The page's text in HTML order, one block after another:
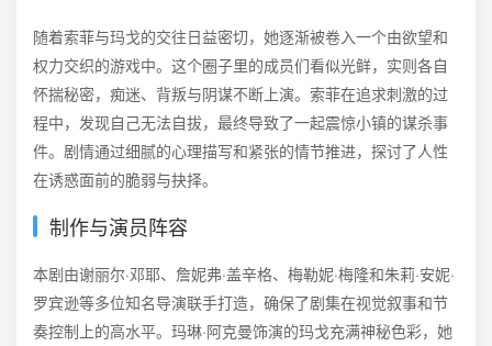
随着索菲与玛戈的交往日益密切，她逐渐被卷入一个由欲望和
权力交织的游戏中。这个圈子里的成员们看似光鲜，实则各自
怀揣秘密，痴迷、背叛与阴谋不断上演。索菲在追求刺激的过
程中，发现自己无法自拔，最终导致了一起震惊小镇的谋杀事
件。剧情通过细腻的心理描写和紧张的情节推进，探讨了人性
在诱惑面前的脆弱与抉择。
制作与演员阵容
本剧由谢丽尔·邓耶、詹妮弗·盖辛格、梅勒妮·梅隆和朱莉·安妮·
罗宾逊等多位知名导演联手打造，确保了剧集在视觉叙事和节
奏控制上的高水平。玛琳·阿克曼饰演的玛戈充满神秘色彩，她